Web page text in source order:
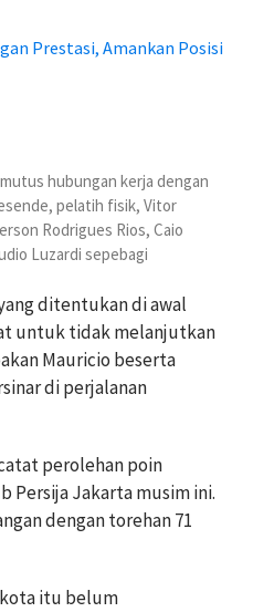
Prestasi, Amankan Posisi
hubungan kerja dengan
pelatih fisik, Vitor
Rodrigues Rios, Caio
Luzardi sepebagi
ditentukan di awal
untuk tidak melanjutkan
Mauricio beserta
di perjalanan
perolehan poin
Persija Jakarta musim ini.
dengan torehan 71
itu belum